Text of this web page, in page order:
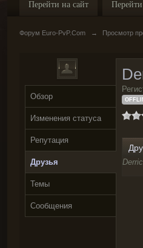
Перейти на сайт
Форум Euro-PvP.Com → Просмотр
Обзор
Изменения статуса
Репутация
Друзья
Темы
Сообщения